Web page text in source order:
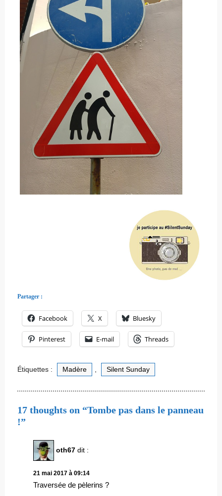
Partager :
Facebook X Bluesky
Pinterest E-mail Threads
Étiquettes : Madère Silent Sunday
17 thoughts on “Tombe pas dans le panneau
!”
oth67 dit :
21 mai 2017 à 09:14
Traversée de pèlerins ?